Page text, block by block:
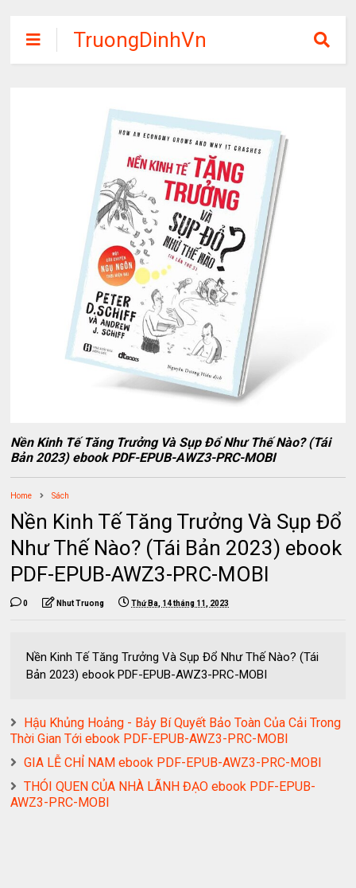
TruongDinhVn
Chia sẽ ebook,
phần mềm học
tập miễn phí
Nền Kinh Tế Tăng Trưởng Và Sụp Đổ Như Thế Nào? (Tái
Bản 2023) ebook PDF-EPUB-AWZ3-PRC-MOBI
Home Sách
Nền Kinh Tế Tăng Trưởng Và Sụp Đổ
Như Thế Nào? (Tái Bản 2023) ebook
PDF-EPUB-AWZ3-PRC-MOBI
0 Nhut Truong Thứ Ba, 14 tháng 11, 2023
Nền Kinh Tế Tăng Trưởng Và Sụp Đổ Như Thế Nào? (Tái
Bản 2023) ebook PDF-EPUB-AWZ3-PRC-MOBI
Hậu Khủng Hoảng - Bảy Bí Quyết Bảo Toàn Của Cải Trong
Thời Gian Tới ebook PDF-EPUB-AWZ3-PRC-MOBI
GIA LỄ CHỈ NAM ebook PDF-EPUB-AWZ3-PRC-MOBI
THÓI QUEN CỦA NHÀ LÃNH ĐẠO ebook PDF-EPUB-
AWZ3-PRC-MOBI